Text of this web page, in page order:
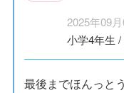
2025年09
小学4年生 /
最後までほんっと